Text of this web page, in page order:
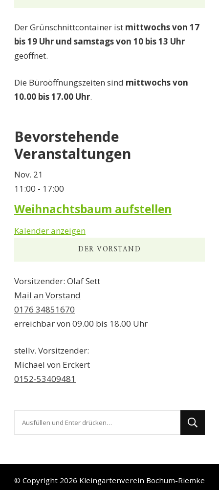
Der Grünschnittcontainer ist mittwochs von 17
bis 19 Uhr und samstags von 10 bis 13 Uhr
geöffnet.
Die Büroöffnungszeiten sind mittwochs von
10.00 bis 17.00 Uhr.
Bevorstehende
Veranstaltungen
Nov. 21
11:00 - 17:00
Weihnachtsbaum aufstellen
Kalender anzeigen
DER VORSTAND
Vorsitzender: Olaf Sett
Mail an Vorstand
0176 34851670
erreichbar von 09.00 bis 18.00 Uhr
stellv. Vorsitzender:
Michael von Erckert
0152-53409481
© Copyright 2026 Kleingartenverein Bochum-Riemke